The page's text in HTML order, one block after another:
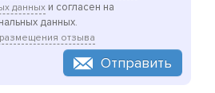
данных и согласен на
данных.
отзыва
Отправить